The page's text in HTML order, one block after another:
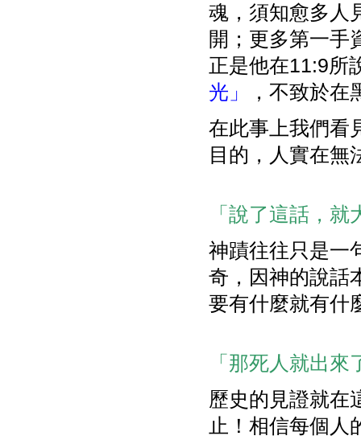
魂，須知愈多人
開；更多第一手
正是他在11:9所
光」
，不致於在
在此事上我們看
目的，人實在無
「說了這話，
神蹟往往只是一
奇，因神的說話
要有什麼就有什
「那死人就出
歷史的見證就在
止！相信每個人